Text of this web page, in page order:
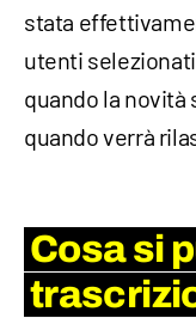
stata
utenti
quando la novità
quando verrà
Cosa si